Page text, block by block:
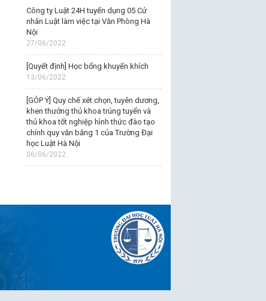
Công ty Luật 24H tuyển dụng 05 Cử
nhân Luật làm việc tại Văn Phòng Hà
Nội
27/06/2022
[Quyết định] Học bổng khuyến khích
13/06/2022
[GÓP Ý] Quy chế xét chọn, tuyên dương,
khen thưởng thủ khoa trúng tuyển và
thủ khoa tốt nghiệp hình thức đào tạo
chính quy văn bằng 1 của Trường Đại
học Luật Hà Nội
06/06/2022